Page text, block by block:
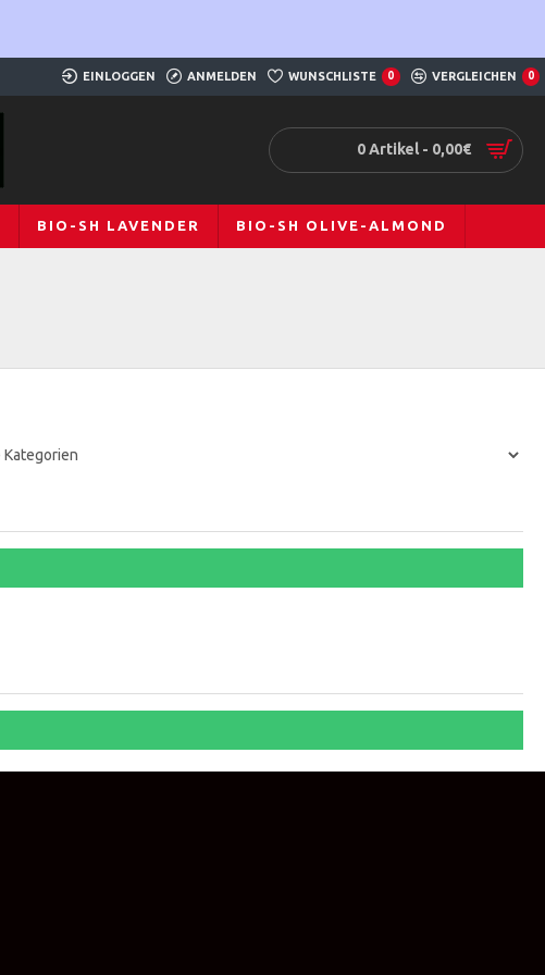
EINLOGGEN ANMELDEN WUNSCHLISTE 0 VERGLEICHEN 0
0 Artikel - 0,00€
BIO-SH LAVENDER BIO-SH OLIVE-ALMOND